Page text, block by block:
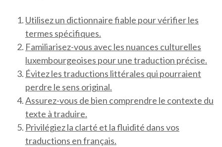
Utilisez un dictionnaire fiable pour vérifier les
termes spécifiques.
Familiarisez-vous avec les nuances culturelles
luxembourgeoises pour une traduction précise.
Évitez les traductions littérales qui pourraient
perdre le sens original.
Assurez-vous de bien comprendre le contexte du
texte à traduire.
Privilégiez la clarté et la fluidité dans vos
traductions en français.